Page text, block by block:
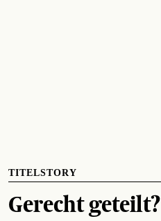
TITELSTORY
Gerecht geteilt?